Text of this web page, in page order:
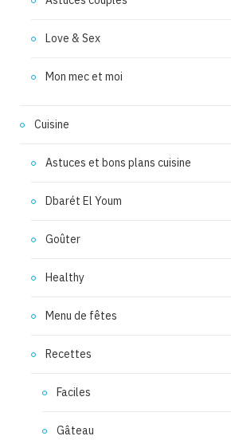
Love & Sex
Mon mec et moi
Cuisine
Astuces et bons plans cuisine
Dbarét El Youm
Goûter
Healthy
Menu de fêtes
Recettes
Faciles
Gâteau